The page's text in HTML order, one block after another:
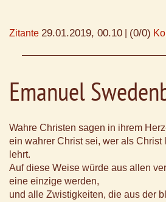
Zitante 29.01.2019, 00.10 (0/0)
Emanuel
Wahre Christen sagen in ihrem
ein wahrer Christ sei, wer als Christ
lehrt.
Auf diese Weise würde aus allen
eine einzige werden,
und alle Zwistigkeiten, die aus der